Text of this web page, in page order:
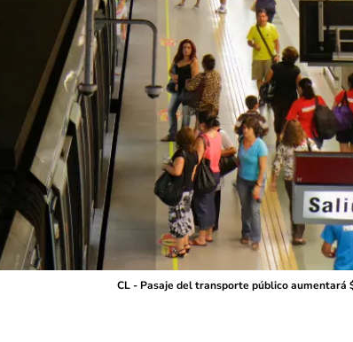
CL - Pasaje del transporte público aumentará